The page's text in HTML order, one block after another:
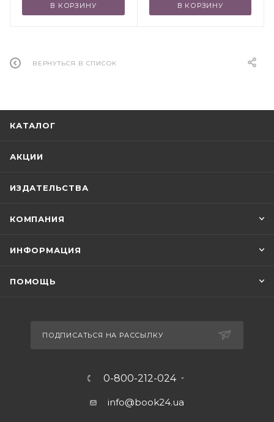
В КОРЗИНУ В КОРЗИНУ
ВЕРНУТЬСЯ В СПИСОК
КАТАЛОГ
АКЦИИ
ИЗДАТЕЛЬСТВА
КОМПАНИЯ
ИНФОРМАЦИЯ
ПОМОЩЬ
ПОДПИСАТЬСЯ НА РАССЫЛКУ
0-800-212-024
info@book24.ua